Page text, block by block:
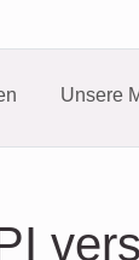
Unsere